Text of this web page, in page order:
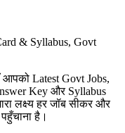
& Syllabus, Govt
आपको Latest Govt Jobs,
Key और Syllabus
लक्ष्य हर जॉब सीकर और
है।